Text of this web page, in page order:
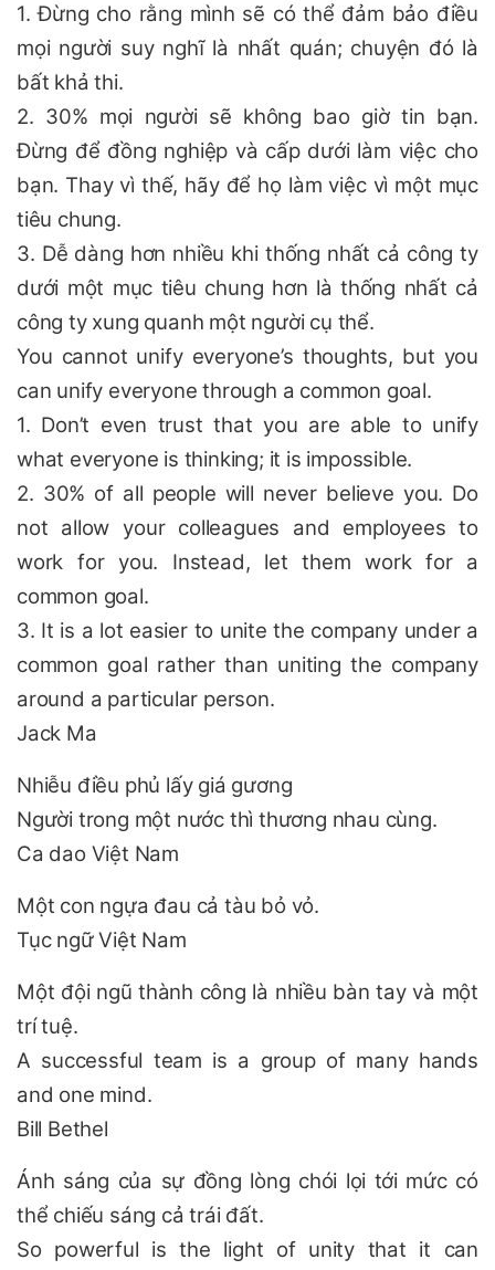
1. Đừng cho rằng mình sẽ có thể đảm bảo điều
mọi người suy nghĩ là nhất quán; chuyện đó là
bất khả thi.
2. 30% mọi người sẽ không bao giờ tin bạn.
Đừng để đồng nghiệp và cấp dưới làm việc cho
bạn. Thay vì thế, hãy để họ làm việc vì một mục
tiêu chung.
3. Dễ dàng hơn nhiều khi thống nhất cả công ty
dưới một mục tiêu chung hơn là thống nhất cả
công ty xung quanh một người cụ thể.
You cannot unify everyone’s thoughts, but you
can unify everyone through a common goal.
1. Don’t even trust that you are able to unify
what everyone is thinking; it is impossible.
2. 30% of all people will never believe you. Do
not allow your colleagues and employees to
work for you. Instead, let them work for a
common goal.
3. It is a lot easier to unite the company under a
common goal rather than uniting the company
around a particular person.
Jack Ma
Nhiễu điều phủ lấy giá gương
Người trong một nước thì thương nhau cùng.
Ca dao Việt Nam
Một con ngựa đau cả tàu bỏ vỏ.
Tục ngữ Việt Nam
Một đội ngũ thành công là nhiều bàn tay và một
trí tuệ.
A successful team is a group of many hands
and one mind.
Bill Bethel
Ánh sáng của sự đồng lòng chói lọi tới mức có
thể chiếu sáng cả trái đất.
So powerful is the light of unity that it can